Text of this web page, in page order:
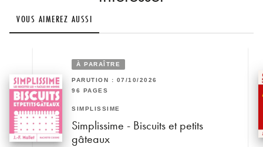
VOUS AIMEREZ AUSSI
À PARAÎTRE
PARUTION : 07/10/2026
96 PAGES
SIMPLISSIME
Simplissime - Biscuits et petits
gâteaux